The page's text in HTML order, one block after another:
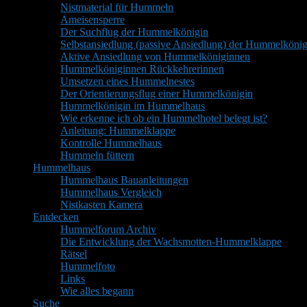
Nistmaterial für Hummeln
Ameisensperre
Der Suchflug der Hummelkönigin
Selbstansiedlung (passive Ansiedlung) der
Aktive Ansiedlung von Hummelköniginnen
Hummelköniginnen Rückkehrerinnen
Umsetzen eines Hummelnestes
Der Orientierungsflug einer Hummelkönigin
Hummelkönigin im Hummelhaus
Wie erkenne ich ob ein Hummelhotel belegt ist?
Anleitung: Hummelklappe
Kontrolle Hummelhaus
Hummeln füttern
Hummelhaus
Hummelhaus Bauanleitungen
Hummelhaus Vergleich
Nistkasten Kamera
Entdecken
Hummelforum Archiv
Die Entwicklung der Wachsmotten-Hummelklappe
Rätsel
Hummelfoto
Links
Wie alles begann
Suche